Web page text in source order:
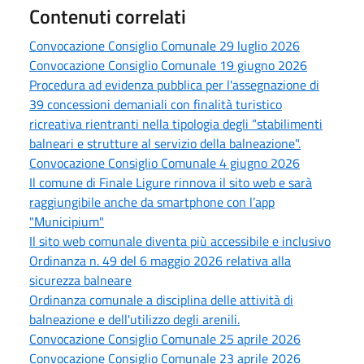
Contenuti correlati
Convocazione Consiglio Comunale 29 luglio 2026
Convocazione Consiglio Comunale 19 giugno 2026
Procedura ad evidenza pubblica per l'assegnazione di
39 concessioni demaniali con finalità turistico
ricreativa rientranti nella tipologia degli “stabilimenti
balneari e strutture al servizio della balneazione".
Convocazione Consiglio Comunale 4 giugno 2026
Il comune di Finale Ligure rinnova il sito web e sarà
raggiungibile anche da smartphone con l’app
"Municipium"
Il sito web comunale diventa più accessibile e inclusivo
Ordinanza n. 49 del 6 maggio 2026 relativa alla
sicurezza balneare
Ordinanza comunale a disciplina delle attività di
balneazione e dell'utilizzo degli arenili.
Convocazione Consiglio Comunale 25 aprile 2026
Convocazione Consiglio Comunale 23 aprile 2026